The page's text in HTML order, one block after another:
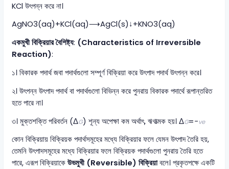
KCl উৎপন্ন করে না।
AgNO3​(aq)+KCl(aq)⟶AgCl(s)↓+KNO3​(aq)
একমুখী বিক্রিয়ার বৈশিষ্ট্য: (Characteristics of Irreversible
Reaction):
১। বিকারক পদার্থ জবা পদার্থগুলো সম্পূর্ণ বিক্রিয়া করে উৎপাদ পদার্থ উৎপন্ন করে।
২। উৎপন্ন উৎপাদ পদার্থ বা পদার্থগুলো বিভিন্ন করে পুনরায় বিকারক পদার্থে রূপান্তরিত
হতে পারে না।
৩। মুক্তশক্তি পরিবর্তন (ΔG) শূন্য অপেক্ষা কম অর্থাৎ, ঋণাত্মক হয়। ΔG=−ve
কোন বিক্রিয়ায় বিক্রিয়ক পদার্থসমূহের মধ্যে বিক্রিয়ার ফলে যেমন উৎপাদ তৈরি হয়,
তেমনি উৎপাদসমূহের মধ্যে বিক্রিয়ার ফলে বিক্রিয়ক পদার্থগুলো পুনরায় তৈরি হতে
পারে, এরূপ বিক্রিয়াকেউভমুখী (Reversible) বিক্রিয়াবলে। প্রকৃতপক্ষে একটি